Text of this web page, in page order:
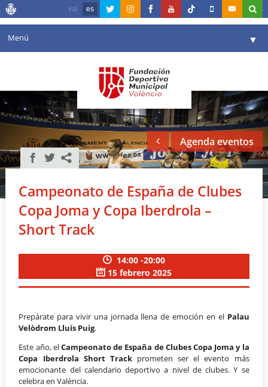
val es
Menú ▼
Agenda
Instalaciones ▼
Comunicación ▼
Valencia en deporte
Portal de Transparencia
Reservas
Agenda eventos
Campeonato de España de Clubes
Copa Joma y Copa Iberdrola –
Short Track
14:00 -20:00
15 febrero 2025
Prepárate para vivir una jornada llena de emoción en el Palau
Velòdrom Lluís Puig.
Este año, elCampeonato de España de Clubes Copa Joma y la
Copa Iberdrola Short Trackprometen ser el evento más
emocionante del calendario deportivo a nivel de clubes. Y se
celebra en València.